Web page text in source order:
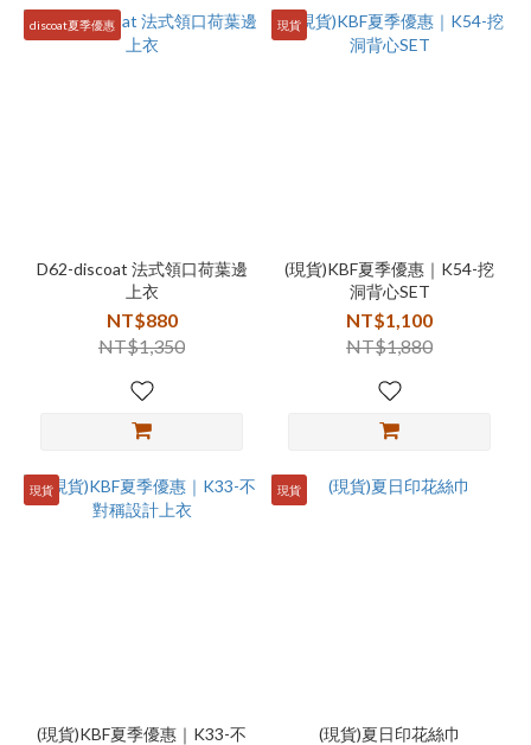
discoat夏季優惠
D62-discoat 法式領口荷葉邊
上衣
NT$880
NT$1,350
現貨
(現貨)KBF夏季優惠｜K54-挖
洞背心SET
NT$1,100
NT$1,880
現貨
(現貨)KBF夏季優惠｜K33-不
現貨
(現貨)夏日印花絲巾